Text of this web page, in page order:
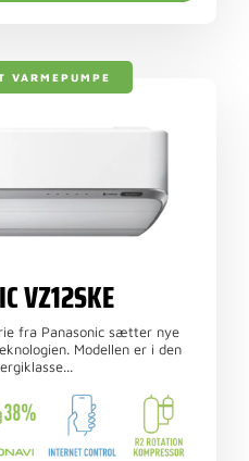
VARMEPUMPE
VZ12SKE
fra Panasonic sætter nye
Modellen er i den